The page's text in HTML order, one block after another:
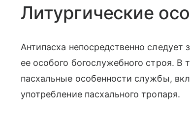
Литургические
Антипасха непосредственно
ее особого богослужебного строя. В
пасхальные особенности службы,
употребление пасхального тропаря.